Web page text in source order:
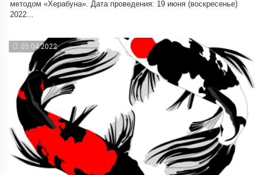
методом «Херабуна». Дата проведения: 19 июня (воскресенье)
2022...
05.04.2022